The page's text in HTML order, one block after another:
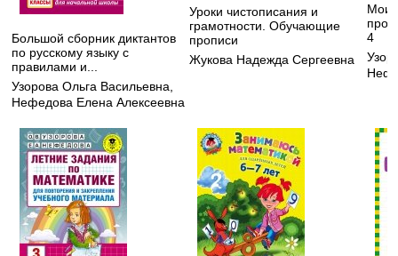
Большой сборник диктантов
по русскому языку с
правилами и...
Узорова Ольга Васильевна
Нефедова Елена Алексеевна
Уроки чистописания и
грамотности. Обучающие
прописи
Жукова Надежда Сергеевна
Мои
4